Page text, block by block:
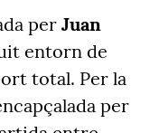
per Juan
entorn de
total. Per la
per